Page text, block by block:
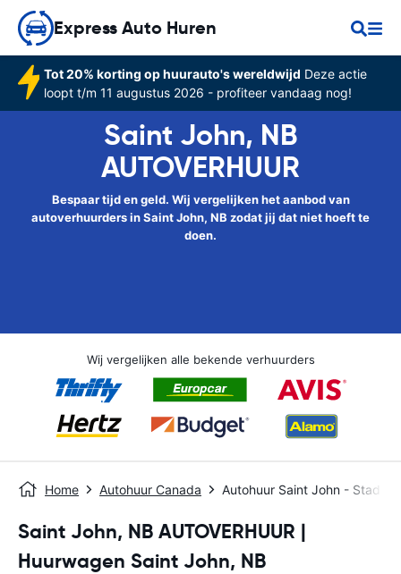
Express Auto Huren
Tot 20% korting op huurauto's wereldwijd Deze actie
loopt t/m 11 augustus 2026 - profiteer vandaag nog!
Saint John, NB
AUTOVERHUUR
Bespaar tijd en geld. Wij vergelijken het aanbod van
autoverhuurders in Saint John, NB zodat jij dat niet hoeft te
doen.
Wij vergelijken alle bekende verhuurders
Home Autohuur Canada Autohuur Saint John - Stad
Saint John, NB AUTOVERHUUR |
Huurwagen Saint John, NB